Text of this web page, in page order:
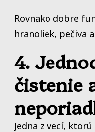
Rovnako dobre
hranoliek, pečiva
4.
čistenie
Jedna z vecí,